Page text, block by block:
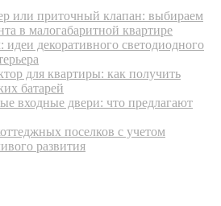
или приточный клапан: выбираем
в малогабаритной квартире
декоративного светодиодного
для квартиры: как получить
батарей
входные двери: что предлагают
поселков с учетом
развития